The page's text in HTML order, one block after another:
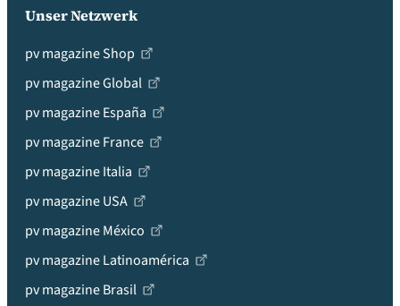
Unser Netzwerk
pv magazine Shop
pv magazine Global
pv magazine España
pv magazine France
pv magazine Italia
pv magazine USA
pv magazine México
pv magazine Latinoamérica
pv magazine Brasil